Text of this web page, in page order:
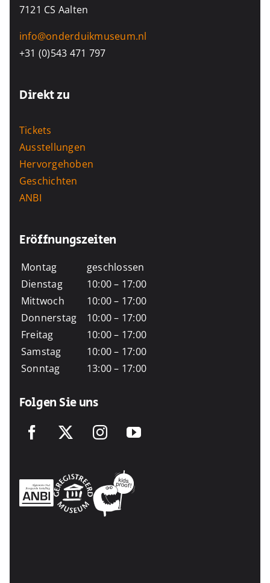
7121 CS Aalten
info@onderduikmuseum.nl
+31 (0)543 471 797
Direkt zu
Tickets
Ausstellungen
Hervorgehoben
Geschichten
ANBI
Eröffnungszeiten
Montag
Dienstag
Mittwoch
Donnerstag
Freitag
Samstag
Sonntag
geschlossen
10:00 – 17:00
10:00 – 17:00
10:00 – 17:00
10:00 – 17:00
10:00 – 17:00
13:00 – 17:00
Folgen Sie uns